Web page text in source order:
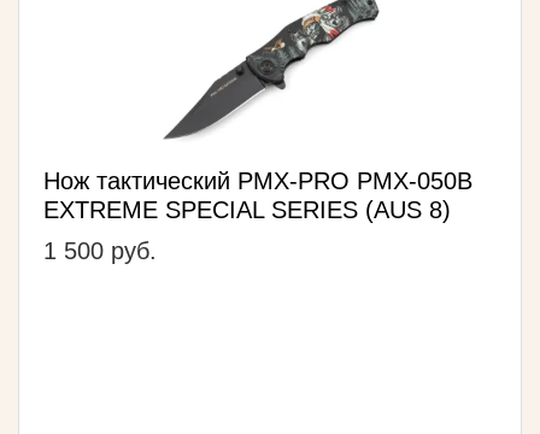
Нож тактический PMX-PRO PMX-050B
EXTREME SPECIAL SERIES (AUS 8)
1 500 руб.